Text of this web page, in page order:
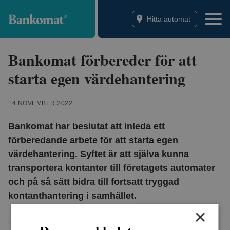
Bankomat Hitta automat
Bankomat förbereder för att
starta egen värdehantering
14 NOVEMBER 2022
Bankomat har beslutat att inleda ett
förberedande arbete för att starta egen
värdehantering. Syftet är att själva kunna
transportera kontanter till företagets automater
och på så sätt bidra till fortsatt tryggad
kontanthantering i samhället.
– Med egen värdehantering kan Bankomat bidra till att
×